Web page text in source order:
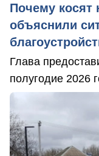
Почему косят
объяснили
Глава
полугодие 2026